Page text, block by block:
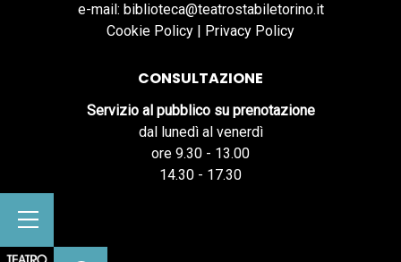
e-mail: biblioteca@teatrostabiletorino.it
Cookie Policy | Privacy Policy
CONSULTAZIONE
Servizio al pubblico su prenotazione
dal lunedì al venerdì
ore 9.30 - 13.00
14.30 - 17.30